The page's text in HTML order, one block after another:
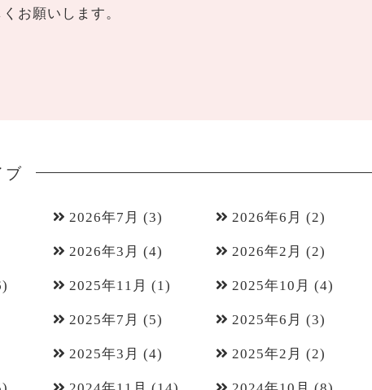
お願いします。
ブ
2026年7月 (3) 2026年6月 (2)
2026年3月 (4) 2026年2月 (2)
2025年11月 (1) 2025年10月 (4)
2025年7月 (5) 2025年6月 (3)
2025年3月 (4) 2025年2月 (2)